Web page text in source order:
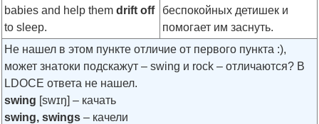
babies and help them drift off
to sleep.
беспокойных детишек и
помогает им заснуть.
Не нашел в этом пункте отличие от первого пункта :),
может знатоки подскажут – swing и rock – отличаются? В
LDOCE ответа не нашел.
swing [swɪŋ] – качать
swing, swings – качели